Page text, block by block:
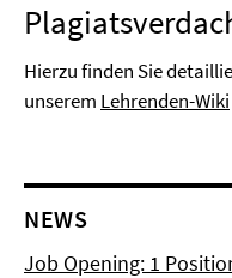
Hierzu finden Sie
unserem Lehrenden-Wiki
NEWS
Job Opening: 1